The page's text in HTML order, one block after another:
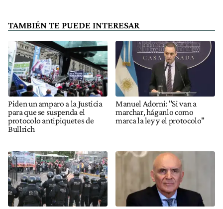
TAMBIÉN TE PUEDE INTERESAR
Piden un amparo a la Justicia
para que se suspenda el
protocolo antipiquetes de
Bullrich
Manuel Adorni: "Si van a
marchar, háganlo como
marca la ley y el protocolo"